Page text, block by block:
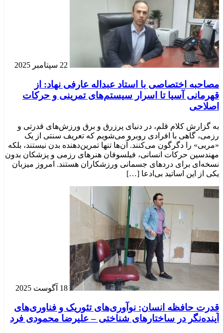
22 سپتامبر 2025
مصاحبه اختصاصی با استاد عبداله عارفی نهاد: از
قهرمانی آسیا تا اسرار سیستم‌های تمرینی و حرکات
اصلاحی
به گزارش کلام قلم، در دنیای پرزرق و برق ورزش‌های قدرتی و
رزمی، گاهی با افرادی روبرو می‌شویم که تعریف سنتی از یک
«مربی» را دگرگون می‌کنند. آن‌ها تنها تمرین‌دهنده بدن نیستند، بلکه
مهندسین حرکات انسانی، فیلسوفان هنرهای رزمی و پزشکان بدون
نسخه‌ای برای دردهای جسمانی ورزشکاران هستند. امروز میزبان
یکی از این اساتید بی‌ادعا […]
18 آگوست 2025
قدرت حافظه انسان: نوآوری‌های تئوریک و فناوری‌های
آینده‌نگر در ساختارهای شناختی – علیرضا محمودی فرد